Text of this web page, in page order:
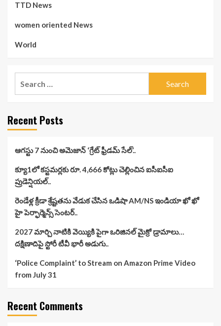
TTD News
women oriented News
World
Recent Posts
ఆగస్టు 7 నుంచి అమెజాన్ ‘గ్రేట్ ఫ్రీడమ్ సేల్’..
క్యూ1లో కస్టమర్లకు రూ. 4,666 కోట్లు చెల్లించిన ఐసీఐసీఐ
ప్రుడెన్షియల్..
రెండేళ్ల క్రీడా శ్రేష్టతను వేడుక చేసిన ఒడిషా AM/NS ఇండియా ఖో ఖో
హై పెర్ఫార్మెన్స్ సెంటర్..
2027 మార్చి నాటికి వెయ్యికి పైగా ఒరిజినల్ మైక్రో డ్రామాలు…
దక్షిణాదిపై స్టోరీ టీవీ భారీ అడుగు..
‘Police Complaint’ to Stream on Amazon Prime Video
from July 31
Recent Comments